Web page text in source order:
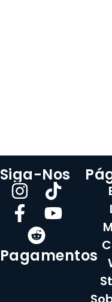
Siga-Nos
Pagamentos